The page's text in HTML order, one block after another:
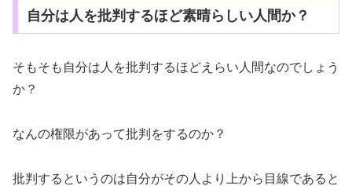
自分は人を批判するほど素晴らしい人間か？
そもそも自分は人を批判するほどえらい人間なのでしょう
か？
なんの権限があって批判をするのか？
批判するというのは自分がその人より上から目線であると